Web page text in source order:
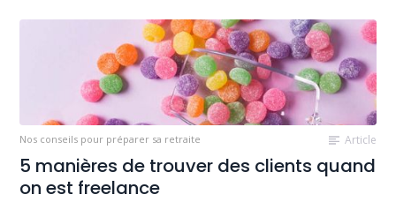
Nos conseils pour préparer sa retraite Article
5 manières de trouver des clients quand
on est freelance